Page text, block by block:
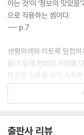
·일본 커피의 신세기
마지막으로 247 개정판
아는 것’이 ‘정보의 맛있
으로 작용하는 셈이다.
--- p.7
생활의례와 이토록 밀접
들이 오래 전부터 커피를
단순한 식용을 넘어 독특
‘힘’을 알았다는 반증이기
출판사 리뷰